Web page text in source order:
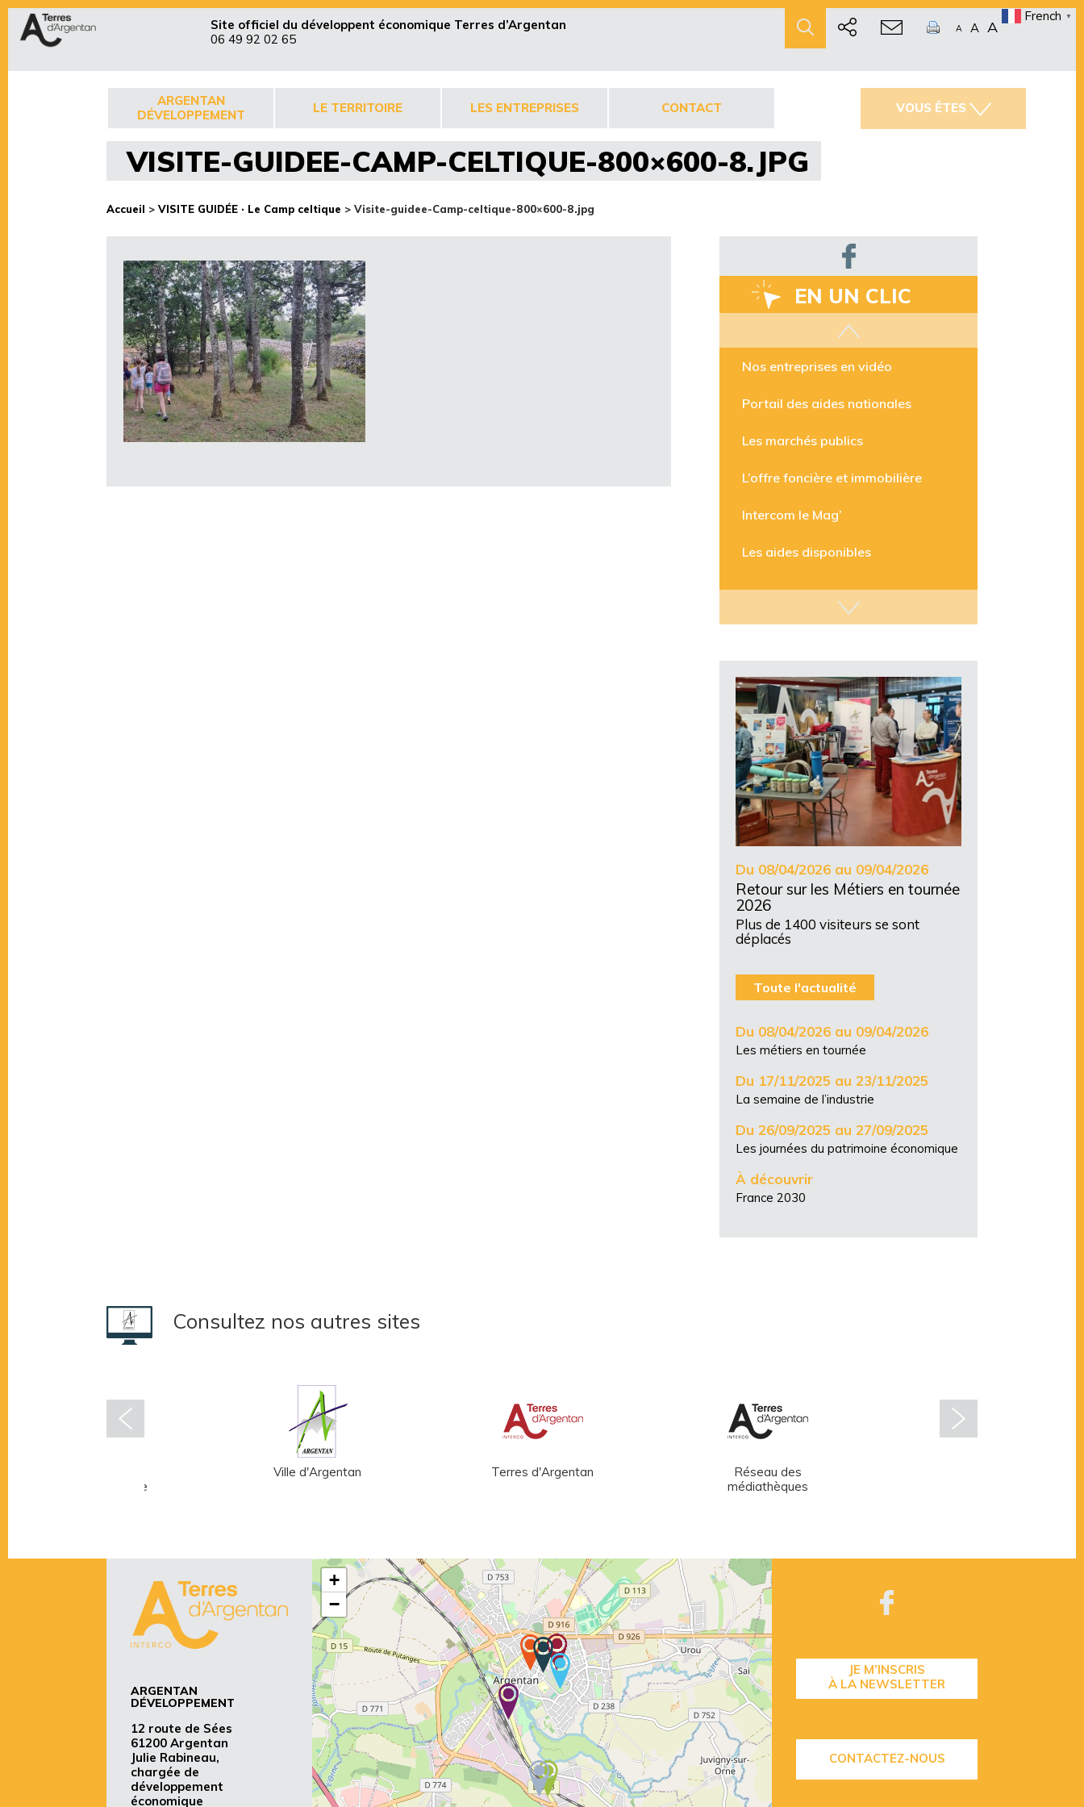
Site officiel du développent économique Terres d’Argentan
06 49 92 02 65
A A A
French ▼
ARGENTAN
DÉVELOPPEMENT
LE TERRITOIRE LES ENTREPRISES CONTACT VOUS ÊTES
VISITE-GUIDEE-CAMP-CELTIQUE-800×600-8.JPG
Accueil > VISITE GUIDÉE · Le Camp celtique > Visite-guidee-Camp-celtique-800×600-8.jpg
EN UN CLIC
Les aides disponibles
Nos entreprises en vidéo
Les marchés publics
Intercom le Mag’
Du 08/04/2026 au 09/04/2026
Retour sur les Métiers en tournée
2026
Plus de 1400 visiteurs se sont
déplacés
Toute l'actualité
Du 08/04/2026 au 09/04/2026
Les métiers en tournée
Du 17/11/2025 au 23/11/2025
La semaine de l’industrie
Du 26/09/2025 au 27/09/2025
Les journées du patrimoine économique
À découvrir
France 2030
Consultez nos autres sites
Léger - André Mare
Ville d'Argentan Terres d'Argentan
Réseau des
médiathèques
ARGENTAN
DÉVELOPPEMENT
12 route de Sées
61200 Argentan
Julie Rabineau,
chargée de
développement
économique
+
−
JE M’INSCRIS
À LA NEWSLETTER
CONTACTEZ-NOUS